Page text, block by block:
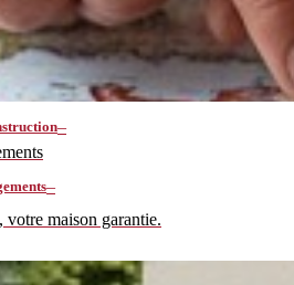
–
–
votre maison garantie.